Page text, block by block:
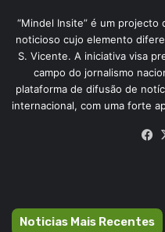
“Mindel Insite” é um
noticioso cujo elemento
S. Vicente. A iniciativa visa
campo do jornalismo
plataforma de difusão de
internacional, com uma forte
Noticias Mais Recentes